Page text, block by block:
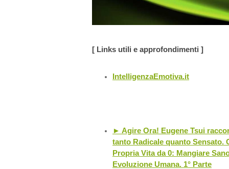
[ Links utili e approfondimenti ]
IntelligenzaEmotiva.it
► Agire Ora! Eugene Tsui
tanto Radicale quanto Sensato.
Propria Vita da 0: Mangiare
Evoluzione Umana. 1° Parte